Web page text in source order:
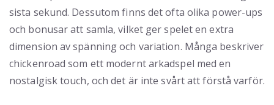
sista sekund. Dessutom finns det ofta olika power-ups
och bonusar att samla, vilket ger spelet en extra
dimension av spänning och variation. Många beskriver
chickenroad som ett modernt arkadspel med en
nostalgisk touch, och det är inte svårt att förstå varför.